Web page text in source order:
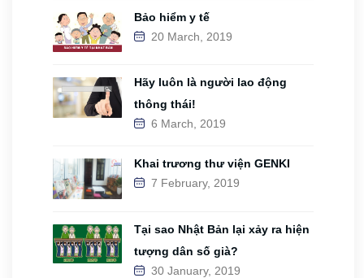
Bảo hiểm y tế
20 March, 2019
Hãy luôn là người lao động
thông thái!
6 March, 2019
Khai trương thư viện GENKI
7 February, 2019
Tại sao Nhật Bản lại xảy ra hiện
tượng dân số già?
30 January, 2019